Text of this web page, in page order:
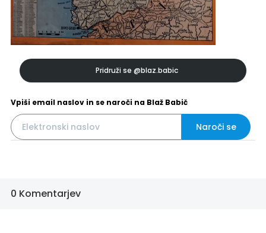
Pridruži se @blaz.babic
Vpiši email naslov in se naroči na Blaž Babič
Naroči se
0 Komentarjev